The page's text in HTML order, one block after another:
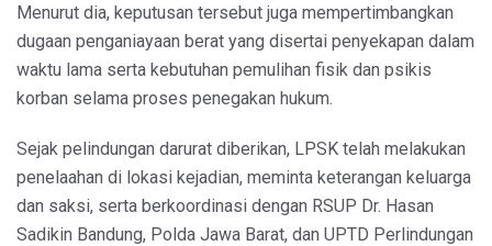
Menurut dia, keputusan tersebut juga mempertimbangkan
dugaan penganiayaan berat yang disertai penyekapan dalam
waktu lama serta kebutuhan pemulihan fisik dan psikis
korban selama proses penegakan hukum.
Sejak pelindungan darurat diberikan, LPSK telah melakukan
penelaahan di lokasi kejadian, meminta keterangan keluarga
dan saksi, serta berkoordinasi dengan RSUP Dr. Hasan
Sadikin Bandung, Polda Jawa Barat, dan UPTD Perlindungan